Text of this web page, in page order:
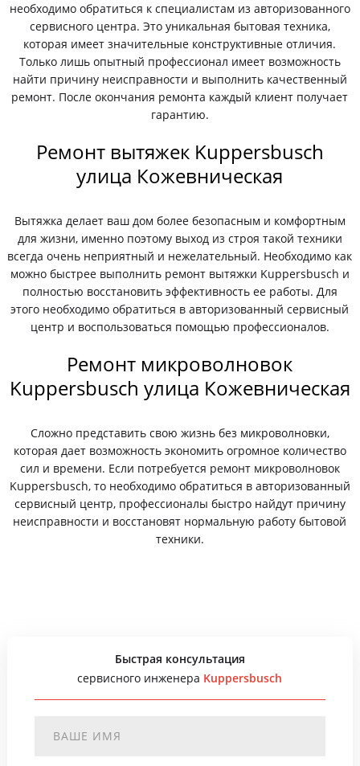
необходимо обратиться к специалистам из авторизованного
сервисного центра. Это уникальная бытовая техника,
которая имеет значительные конструктивные отличия.
Только лишь опытный профессионал имеет возможность
найти причину неисправности и выполнить качественный
ремонт. После окончания ремонта каждый клиент получает
гарантию.
Ремонт вытяжек Kuppersbusch
улица Кожевническая
Вытяжка делает ваш дом более безопасным и комфортным
для жизни, именно поэтому выход из строя такой техники
всегда очень неприятный и нежелательный. Необходимо как
можно быстрее выполнить ремонт вытяжки Kuppersbusch и
полностью восстановить эффективность ее работы. Для
этого необходимо обратиться в авторизованный сервисный
центр и воспользоваться помощью профессионалов.
Ремонт микроволновок
Kuppersbusch улица Кожевническая
Сложно представить свою жизнь без микроволновки,
которая дает возможность экономить огромное количество
сил и времени. Если потребуется ремонт микроволновок
Kuppersbusch, то необходимо обратиться в авторизованный
сервисный центр, профессионалы быстро найдут причину
неисправности и восстановят нормальную работу бытовой
техники.
Быстрая консультация
сервисного инженера Kuppersbusch